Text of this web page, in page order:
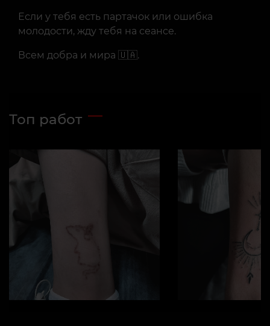
Если у тебя есть партачок или ошибка
молодости, жду тебя на сеансе.
Всем добра и мира 🇺🇦.
Топ работ